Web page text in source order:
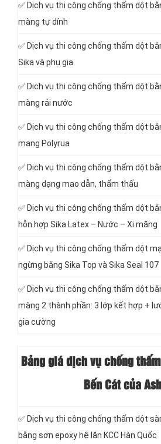
✅ Dịch vụ thi công chống thấm dột
màng tự dính
✅ Dịch vụ thi công chống thấm dột
Sika và phụ gia
✅ Dịch vụ thi công chống thấm dột
màng rải nước
✅ Dịch vụ thi công chống thấm dột
mang Polyrua
✅ Dịch vụ thi công chống thấm dột
màng dạng mao dẫn, thẩm thấu
✅ Dịch vụ thi công chống thấm dột
hỗn hợp Sika Latex – Nước – Xi măng
✅ Dịch vụ thi công chống thấm dột
ngừng bằng Sika Top và Sika Seal 107
✅ Dịch vụ thi công chống thấm dột
màng 2 thành phần: 3 lớp kết hợp +
gia cường
Bảng giá dịch vụ chống
Bến Cát của
✅ Dịch vụ thi công chống thấm dột
bằng sơn epoxy hệ lăn KCC Hàn Quốc